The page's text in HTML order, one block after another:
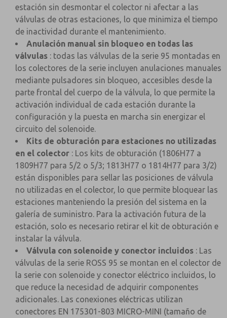
estación sin desmontar el colector ni afectar a las
válvulas de otras estaciones, lo que minimiza el tiempo
de inactividad durante el mantenimiento.
Anulación manual sin bloqueo en todas las
válvulas : todas las válvulas de la serie 95 montadas en
los colectores de la serie incluyen anulaciones manuales
mediante pulsadores sin bloqueo, accesibles desde la
parte frontal del cuerpo de la válvula, lo que permite la
activación individual de cada estación durante la
configuración y la puesta en marcha sin energizar el
circuito del solenoide.
Kits de obturación para estaciones no utilizadas
en el colector : Los kits de obturación (1806H77 a
1809H77 para 5/2 o 5/3; 1813H77 o 1814H77 para 3/2)
están disponibles para sellar las posiciones de válvula
no utilizadas en el colector, lo que permite bloquear las
estaciones manteniendo la presión del sistema en la
galería de suministro. Para la activación futura de la
estación, solo es necesario retirar el kit de obturación e
instalar la válvula.
Válvula con solenoide y conector incluidos : Las
válvulas de la serie ROSS 95 se montan en el colector de
la serie con solenoide y conector eléctrico incluidos, lo
que reduce la necesidad de adquirir componentes
adicionales. Las conexiones eléctricas utilizan
conectores EN 175301-803 MICRO-MINI (tamaño de